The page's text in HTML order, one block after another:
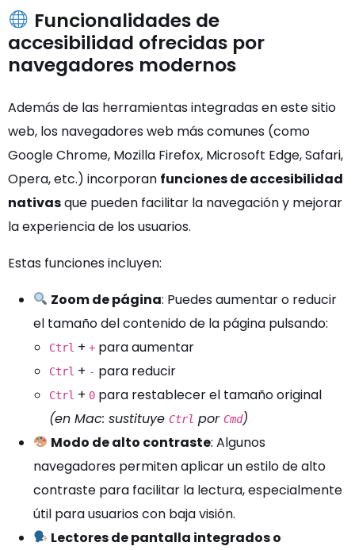
Funcionalidades de
accesibilidad ofrecidas por
navegadores modernos
Además de las herramientas integradas en este sitio
web, los navegadores web más comunes (como
Google Chrome, Mozilla Firefox, Microsoft Edge, Safari,
Opera, etc.) incorporan funciones de accesibilidad
nativasque pueden facilitar la navegación y mejorar
la experiencia de los usuarios.
Estas funciones incluyen:
Zoom de página: Puedes aumentar o reducir
el tamaño del contenido de la página pulsando:
Ctrl + + para aumentar
Ctrl + - para reducir
Ctrl + 0 para restablecer el tamaño original
(en Mac: sustituye Ctrl por Cmd)
Modo de alto contraste: Algunos
navegadores permiten aplicar un estilo de alto
contraste para facilitar la lectura, especialmente
útil para usuarios con baja visión.
Lectores de pantalla integrados o